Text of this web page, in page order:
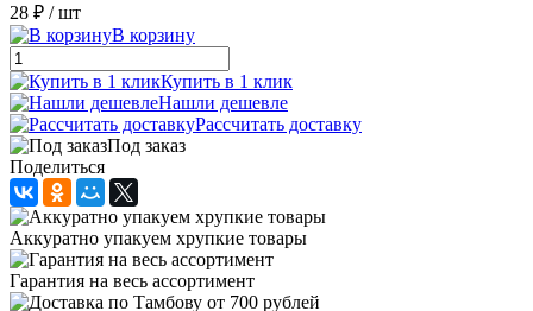
28 ₽ / шт
В корзину
Купить в 1 клик
Нашли дешевле
Рассчитать доставку
Под заказ
Поделиться
Аккуратно упакуем хрупкие товары
Гарантия на весь ассортимент